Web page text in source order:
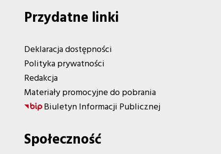
Przydatne linki
Deklaracja dostępności
Polityka prywatności
Redakcja
Materiały promocyjne do pobrania
Biuletyn Informacji Publicznej
Społeczność